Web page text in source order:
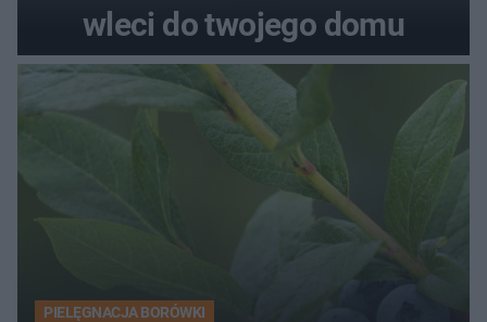
wleci do twojego domu
PIELĘGNACJA BORÓWKI